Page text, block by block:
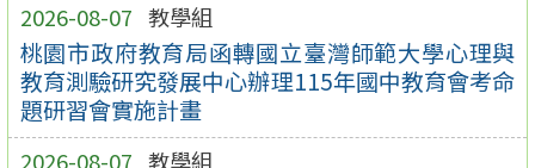
2026-08-07 教學組
桃園市政府教育局函轉國立臺灣師範大學心理與
教育測驗研究發展中心辦理115年國中教育會考命
題研習會實施計畫
2026-08-07 教學組